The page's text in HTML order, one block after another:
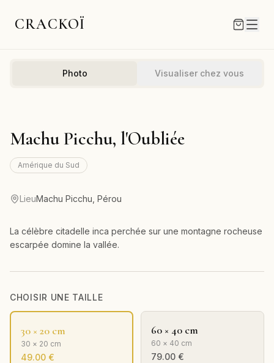
CRACKOÏ
Photo Visualiser chez vous
Machu Picchu, l'Oubliée
Amérique du Sud
LieuMachu Picchu, Pérou
La célèbre citadelle inca perchée sur une montagne rocheuse
escarpée domine la vallée.
CHOISIR UNE TAILLE
30 × 20 cm
30 × 20 cm
49.00 €
60 × 40 cm
60 × 40 cm
79.00 €